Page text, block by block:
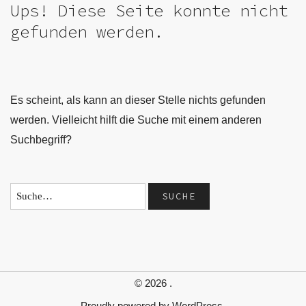
Ups! Diese Seite konnte nicht
gefunden werden.
Es scheint, als kann an dieser Stelle nichts gefunden
werden. Vielleicht hilft die Suche mit einem anderen
Suchbegriff?
© 2026 .